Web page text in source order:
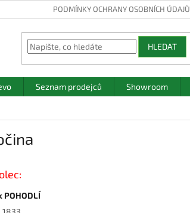
PODMÍNKY OCHRANY OSOBNÍCH ÚDAJŮ
HLEDAT
Seznam prodejců Showroom
POHODLÍ